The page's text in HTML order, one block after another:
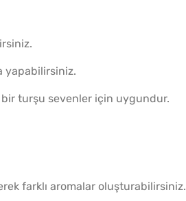
yapabilirsiniz.
bir turşu sevenler için uygundur.
farklı aromalar oluşturabilirsiniz.